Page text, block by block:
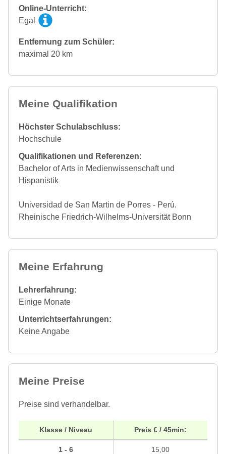
Online-Unterricht:
Egal
Entfernung zum Schüler:
maximal 20 km
Meine Qualifikation
Höchster Schulabschluss:
Hochschule
Qualifikationen und Referenzen:
Bachelor of Arts in Medienwissenschaft und
Hispanistik
Universidad de San Martin de Porres - Perú.
Rheinische Friedrich-Wilhelms-Universität Bonn
Meine Erfahrung
Lehrerfahrung:
Einige Monate
Unterrichtserfahrungen:
Keine Angabe
Meine Preise
Preise sind verhandelbar.
Klasse / Niveau
1 - 6
Preis € / 45min:
15,00